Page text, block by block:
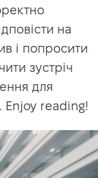
на
і попросити
зустріч
для
Enjoy reading!